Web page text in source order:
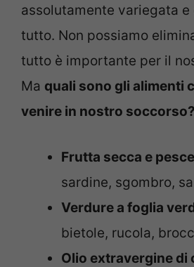
assolutamente variegata
tutto. Non possiamo
tutto è importante per il
Ma quali sono gli alimenti
venire in nostro soccorso?
Frutta secca e
sardine, sgombro,
Verdure a foglia
bietole, rucola,
Olio extravergine di